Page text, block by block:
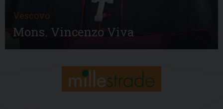
Vescovo
Mons. Vincenzo Viva